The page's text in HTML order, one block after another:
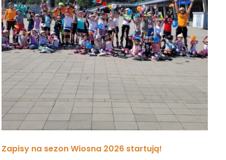
Zapisy na sezon Wiosna 2026 startują!